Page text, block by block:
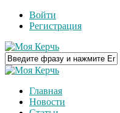
Войти
Регистрация
Главная
Новости